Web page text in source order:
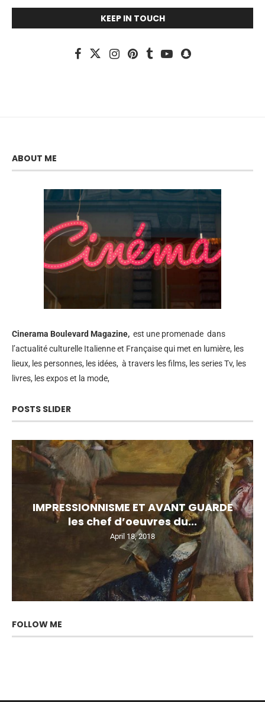
KEEP IN TOUCH
ABOUT ME
Cinerama Boulevard Magazine, est une promenade dans
l’actualité culturelle Italienne et Française qui met en lumière, les
lieux, les personnes, les idées, à travers les films, les series Tv, les
livres, les expos et la mode,
POSTS SLIDER
IMPRESSIONNISME ET AVANT GUARDE
les chef d’oeuvres du...
April 18, 2018
FOLLOW ME